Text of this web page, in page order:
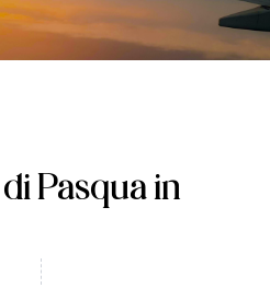
Pasqua in